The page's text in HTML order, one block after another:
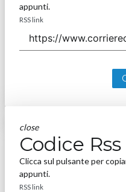
appunti.
RSS link
close
Codice Rss
Clicca sul pulsante per
appunti.
RSS link